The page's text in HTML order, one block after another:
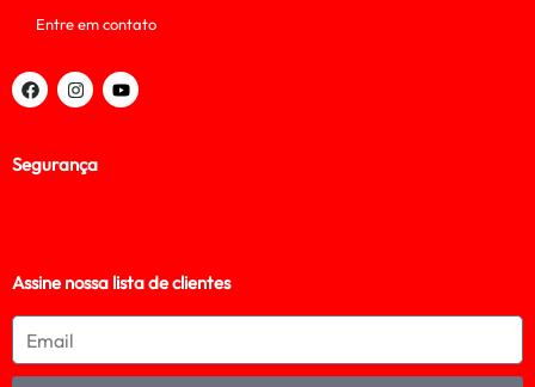
Entre em contato
Segurança
Assine nossa lista de clientes